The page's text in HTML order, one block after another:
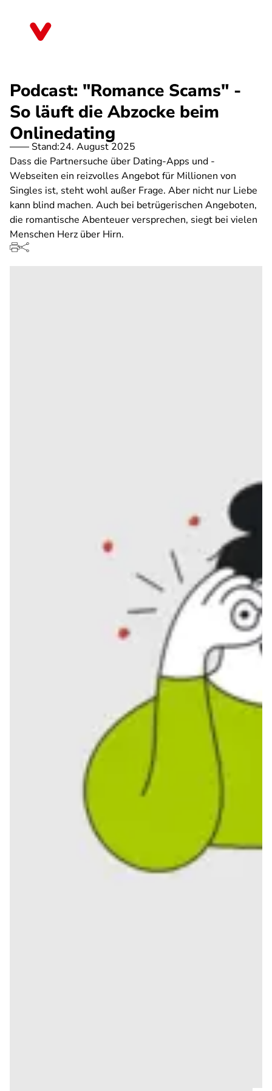
Podcast: "Romance Scams" -
So läuft die Abzocke beim
Onlinedating
Stand:24. August 2025
Dass die Partnersuche über Dating-Apps und -
Webseiten ein reizvolles Angebot für Millionen von
Singles ist, steht wohl außer Frage. Aber nicht nur Liebe
kann blind machen. Auch bei betrügerischen Angeboten,
die romantische Abenteuer versprechen, siegt bei vielen
Menschen Herz über Hirn.